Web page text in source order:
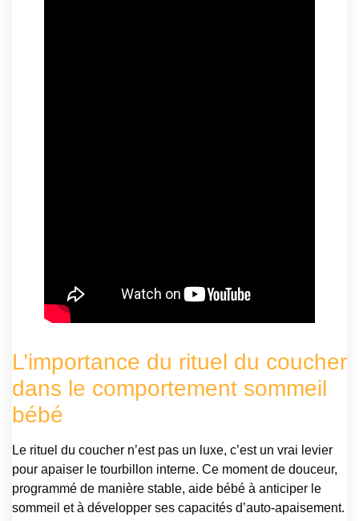
L’importance du rituel du coucher
dans le comportement sommeil
bébé
Le rituel du coucher n’est pas un luxe, c’est un vrai levier
pour apaiser le tourbillon interne. Ce moment de douceur,
programmé de manière stable, aide bébé à anticiper le
sommeil et à développer ses capacités d’auto-apaisement.